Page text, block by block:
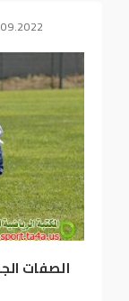
الصفات